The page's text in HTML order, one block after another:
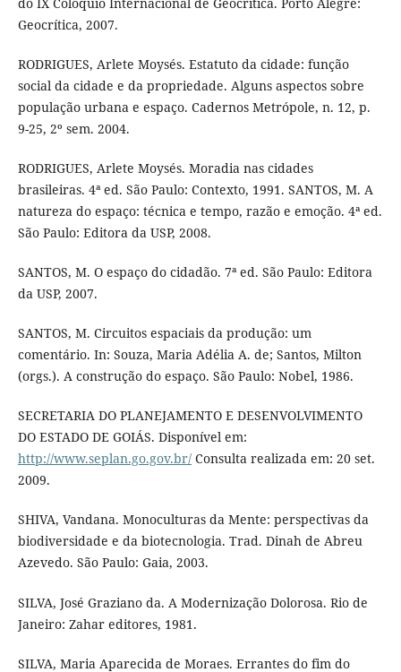
do IX Colóquio Internacional de Geocrítica. Porto Alegre:
Geocrítica, 2007.
RODRIGUES, Arlete Moysés. Estatuto da cidade: função
social da cidade e da propriedade. Alguns aspectos sobre
população urbana e espaço. Cadernos Metrópole, n. 12, p.
9-25, 2º sem. 2004.
RODRIGUES, Arlete Moysés. Moradia nas cidades
brasileiras. 4ª ed. São Paulo: Contexto, 1991. SANTOS, M. A
natureza do espaço: técnica e tempo, razão e emoção. 4ª ed.
São Paulo: Editora da USP, 2008.
SANTOS, M. O espaço do cidadão. 7ª ed. São Paulo: Editora
da USP, 2007.
SANTOS, M. Circuitos espaciais da produção: um
comentário. In: Souza, Maria Adélia A. de; Santos, Milton
(orgs.). A construção do espaço. São Paulo: Nobel, 1986.
SECRETARIA DO PLANEJAMENTO E DESENVOLVIMENTO
DO ESTADO DE GOIÁS. Disponível em:
http://www.seplan.go.gov.br/Consulta realizada em: 20 set.
2009.
SHIVA, Vandana. Monoculturas da Mente: perspectivas da
biodiversidade e da biotecnologia. Trad. Dinah de Abreu
Azevedo. São Paulo: Gaia, 2003.
SILVA, José Graziano da. A Modernização Dolorosa. Rio de
Janeiro: Zahar editores, 1981.
SILVA, Maria Aparecida de Moraes. Errantes do fim do